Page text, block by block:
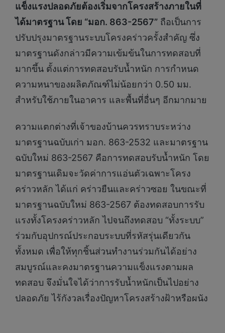
แข็งแรงปลอดภัยต้องเริ่มจากโครงสร้างภายในที่
ได้มาตรฐาน โดย “มอก. 863-2567” ถือเป็นการ
ปรับปรุงมาตรฐานระบบโครงคร่าวครั้งสำคัญ ซึ่ง
มาตรฐานดังกล่าวมีความเข้มข้นในการทดสอบที่
มากขึ้น ตั้งแต่การทดสอบรับน้ำหนัก การกำหนด
ความหนาของผลิตภัณฑ์ไม่น้อยกว่า 0.50 มม.
สำหรับใช้ภายในอาคาร และพื้นที่อื่นๆ อีกมากมาย
ความแตกต่างที่เจ้าของบ้านควรทราบระหว่าง
มาตรฐานฉบับเก่า มอก. 863-2532 และมาตรฐาน
ฉบับใหม่ 863-2567 คือการทดสอบรับน้ำหนัก โดย
มาตรฐานเดิมจะวัดค่าการแอ่นตัวเฉพาะโครง
คร่าวหลัก ได้แก่ คร่าวยืนและคร่าวซอย ในขณะที่
มาตรฐานฉบับใหม่ 863-2567 ต้องทดสอบการรับ
แรงทั้งโครงคร่าวหลัก ไปจนถึงทดสอบ “ทั้งระบบ”
ร่วมกับอุปกรณ์ประกอบระบบที่รหัสรุ่นเดียวกัน
ทั้งหมด เพื่อให้ทุกชิ้นส่วนทำงานร่วมกันได้อย่าง
สมบูรณ์และคงมาตรฐานความแข็งแรงตามผล
ทดสอบ จึงมั่นใจได้ว่าการรับน้ำหนักเป็นไปอย่าง
ปลอดภัย ไร้กังวลเรื่องปัญหาโครงสร้างฝ้าหรือผนัง